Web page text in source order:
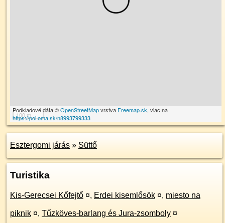
100 m
Podkladové dáta ©OpenStreetMapvrstva Freemap.sk, viac na
https://poi.oma.sk/n8993799333
Esztergomi járás » Süttő
Turistika
Kis-Gerecsei Kőfejtő ¤, Erdei kisemlősök ¤, miesto na
piknik ¤, Tűzköves-barlang és Jura-zsomboly ¤